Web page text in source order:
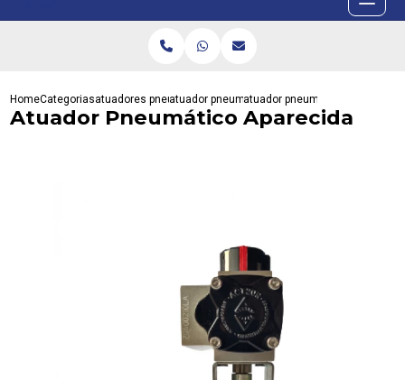
HomeCategoriasatuadores pneumaticosatuador pneumatico interativaatuador pneumatico aparecida
Atuador Pneumático Aparecida